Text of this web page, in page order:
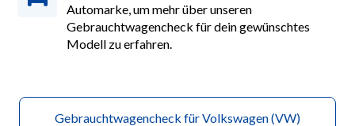
Automarke, um mehr über unseren
Gebrauchtwagencheck für dein gewünschtes
Modell zu erfahren.
Gebrauchtwagencheck für Volkswagen (VW)